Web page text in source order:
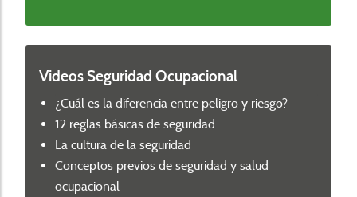
Videos Seguridad Ocupacional
¿Cuál es la diferencia entre peligro y riesgo?
12 reglas básicas de seguridad
La cultura de la seguridad
Conceptos previos de seguridad y salud
ocupacional